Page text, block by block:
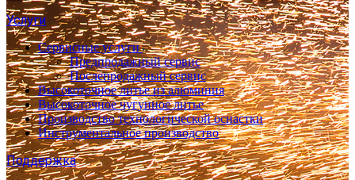
Услуги
Сервисные услуги
Предпродажный сервис
Послепродажный сервис
Высокоточное литье из алюминия
Высокоточное чугунное литье
Производство технологической оснастки
Инструментальное производство
Поддержка